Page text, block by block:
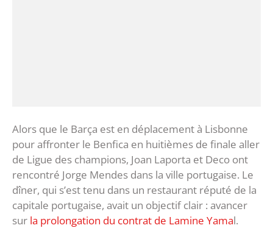
Alors que le Barça est en déplacement à Lisbonne
pour affronter le Benfica en huitièmes de finale aller
de Ligue des champions, Joan Laporta et Deco ont
rencontré Jorge Mendes dans la ville portugaise. Le
dîner, qui s’est tenu dans un restaurant réputé de la
capitale portugaise, avait un objectif clair : avancer
sur la prolongation du contrat de Lamine Yamal.